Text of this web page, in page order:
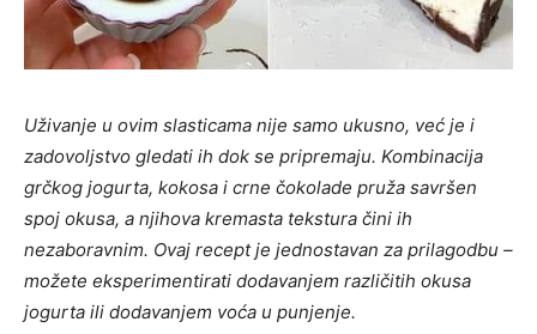
Uživanje u ovim slasticama nije samo ukusno, već je i
zadovoljstvo gledati ih dok se pripremaju. Kombinacija
grčkog jogurta, kokosa i crne čokolade pruža savršen
spoj okusa, a njihova kremasta tekstura čini ih
nezaboravnim. Ovaj recept je jednostavan za prilagodbu –
možete eksperimentirati dodavanjem različitih okusa
jogurta ili dodavanjem voća u punjenje.